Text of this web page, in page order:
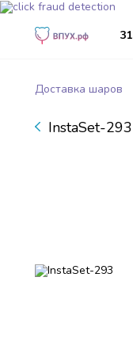
Доставка шаров
InstaSet-293